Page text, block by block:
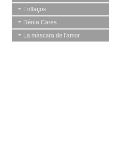
Enllaços
Dénia Cares
La màscara de l'amor